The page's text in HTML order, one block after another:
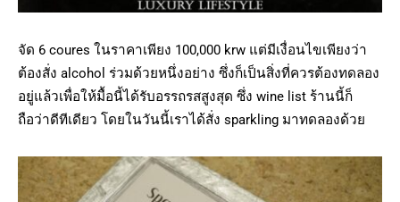
จัด 6 coures ในราคาเพียง 100,000 krw แต่มีเงื่อนไขเพียงว่า
ต้องสั่ง alcohol ร่วมด้วยหนึ่งอย่าง ซึ่งก็เป็นสิ่งที่ควรต้องทดลอง
อยู่แล้วเพื่อให้มื้อนี้ได้รับอรรถรสสูงสุด ซึ่ง wine list ร้านนี้ก็
ถือว่าดีทีเดียว โดยในวันนี้เราได้สั่ง sparkling มาทดลองด้วย